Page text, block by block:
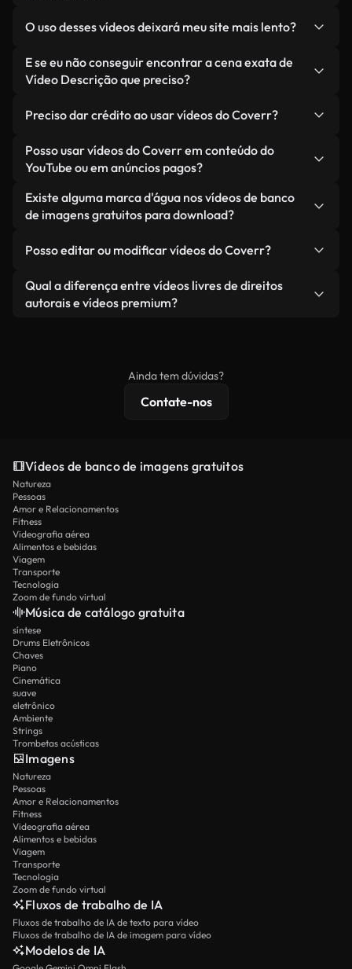
por filmagens reais, feitas por humanos,
relacionadas a Vídeo Descrição, juntamente com
vídeos gerados por IA. Cada vídeo é claramente
identificado para que você sempre saiba o que
está usando.
O uso desses vídeos deixará meu site mais lento?
Não, se você selecionar nossas versões
otimizadas. Oferecemos formatos leves e prontos
— mantendo a alta qualidade, minimizando os
como LCP.
E se eu não conseguir encontrar a cena exata de
Vídeo Descrição que preciso?
Coverr AI Studio. Basta descrever a cena — como
"Vídeo Descrição ao pôr do sol" — e o Studio
gerará um vídeo personalizado para você em
segundos, alinhado com nossos padrões de
licenciamento.
Preciso dar crédito ao usar vídeos do Coverr?
Não é necessário dar crédito. Todos os vídeos em
nossa biblioteca são livres de direitos autorais e
embora isso seja sempre bem-vindo.
Posso usar vídeos do Coverr em conteúdo do
YouTube ou em anúncios pagos?
Sim. Todas as imagens de arquivo da Coverr
podem ser usadas em vídeos monetizados do
de clientes — desde que você não esteja
como um produto independente.
Existe alguma marca d'água nos vídeos de banco
de imagens gratuitos para download?
reais ou gerados por IA — inclui marcas d'água.
Você recebe imagens limpas e prontas para usar.
Posso editar ou modificar vídeos do Coverr?
Sim. Você pode cortar, recortar ou remixar nossos
vídeos livremente. Apenas certifique-se de que o
Qual a diferença entre vídeos livres de direitos
autorais e vídeos premium?
licenciamento estendidas.
Ainda tem dúvidas?
Contate-nos
Vídeos de banco de imagens gratuitos
Natureza
Pessoas
Amor e Relacionamentos
Fitness
Videografia aérea
Alimentos e bebidas
Viagem
Transporte
Tecnologia
Zoom de fundo virtual
Música de catálogo gratuita
síntese
Drums Eletrônicos
Chaves
Piano
Cinemática
suave
eletrônico
Ambiente
Strings
Trombetas acústicas
Imagens
Natureza
Pessoas
Amor e Relacionamentos
Fitness
Videografia aérea
Alimentos e bebidas
Viagem
Transporte
Tecnologia
Zoom de fundo virtual
Fluxos de trabalho de IA
Fluxos de trabalho de IA de texto para vídeo
Fluxos de trabalho de IA de imagem para vídeo
Modelos de IA